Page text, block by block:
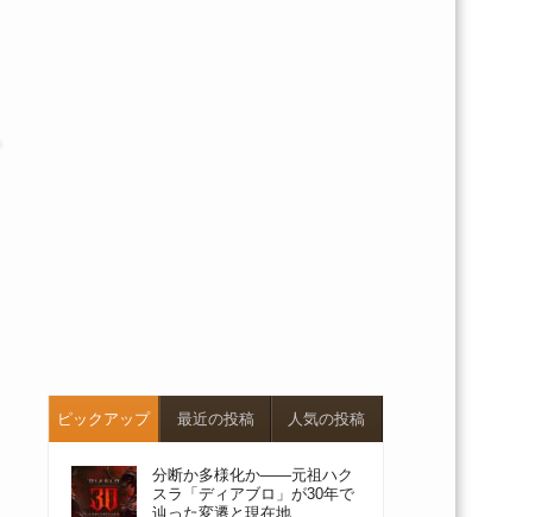
ピックアップ 最近の投稿 人気の投稿
分断か多様化か――元祖ハク
スラ「ディアブロ」が30年で
辿った変遷と現在地